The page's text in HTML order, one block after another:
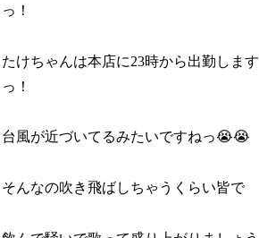
っ！
たけちゃんは本店に23時から出勤します
っ！
台風が近づいてるみたいですねっ😭😭
そんなの吹き飛ばしちゃうくらい皆で